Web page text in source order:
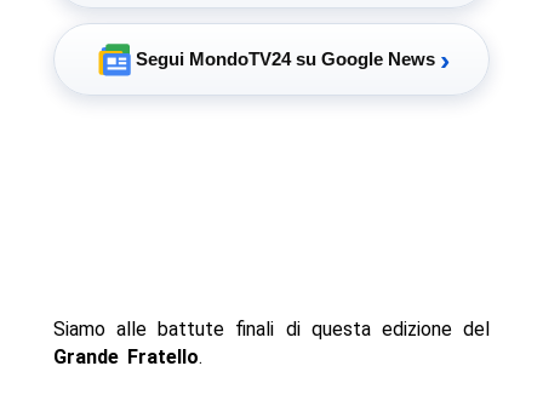
Segui MondoTV24 su Google News ›
Siamo alle battute finali di questa edizione del
Grande Fratello.